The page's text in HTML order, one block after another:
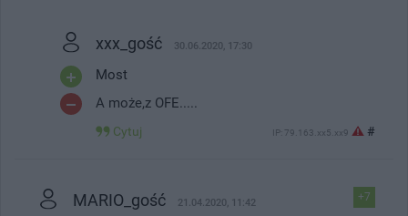
xxx_gość 30.06.2020, 17:30
Most
A może,z OFE.....
Cytuj IP: 79.163.xx5.xx9 #
+7
MARIO_gość 21.04.2020, 11:42